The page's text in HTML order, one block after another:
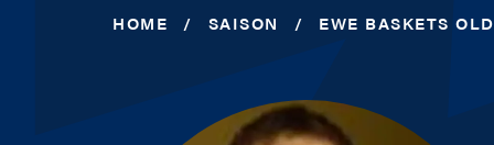
HOME / SAISON / EWE BASKETS